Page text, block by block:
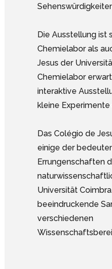
Die Ausstellung ist
Chemielabor als
Jesus der
Chemielabor
interaktive
kleine
Das Colégio de
einige der
Errungenschaften
Universität
beeindruckende
verschiedenen